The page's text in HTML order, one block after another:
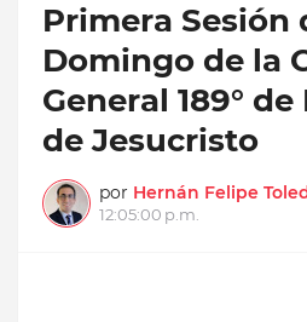
Primera Sesión
Domingo de la
General 189°
de Jesucristo
por Hernán Felipe
12:05:00 p.m.